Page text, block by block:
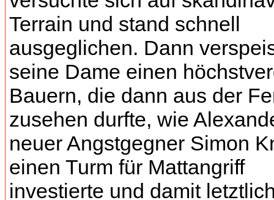
Terrain und stand schnell
ausgeglichen. Dann
seine Dame einen
Bauern, die dann aus der
zusehen durfte, wie
neuer Angstgegner Simon
einen Turm für Mattangriff
investierte und damit